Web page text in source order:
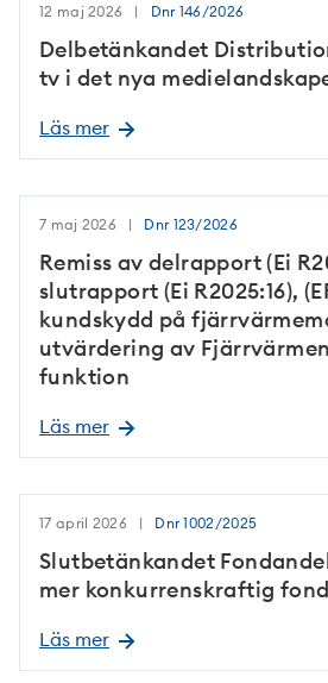
12 maj 2026 Dnr 146/2026
Delbetänkandet
tv i det nya
Läs mer
7 maj 2026 Dnr 123/2026
Remiss av delrapport (Ei
slutrapport (Ei R2025:16),
kundskydd på
utvärdering av
funktion
Läs mer
17 april 2026 Dnr 1002/2025
Slutbetänkandet
mer konkurrenskraftig
Läs mer